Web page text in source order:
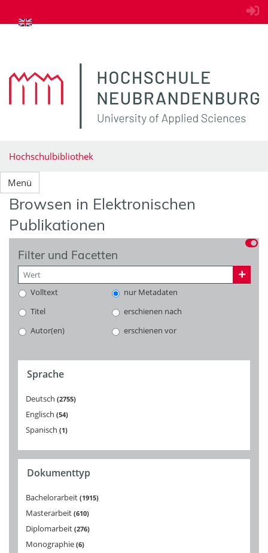
zum Inhalt springen
Hochschulbibliothek
Menü
Browsen in Elektronischen
Publikationen
Filter und Facetten
Volltext
nur Metadaten
Titel
erschienen nach
Autor(en)
erschienen vor
Sprache
Deutsch 2755
Englisch 54
Spanisch 1
Dokumenttyp
Bachelorarbeit 1915
Masterarbeit 610
Diplomarbeit 276
Monographie 6